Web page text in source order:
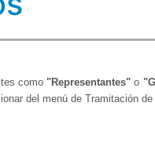
como "Representantes"o
del menú de Tramitación